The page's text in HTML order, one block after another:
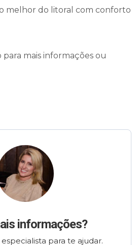
melhor do litoral com conforto
mais informações ou
informações?
para te ajudar.